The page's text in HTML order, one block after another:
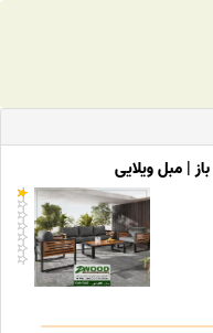
| مبل ویلایی